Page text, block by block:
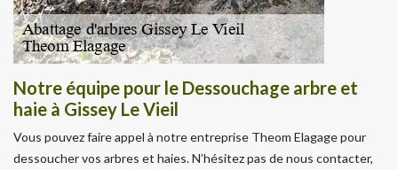
Notre équipe pour le Dessouchage arbre et
haie à Gissey Le Vieil
Vous pouvez faire appel à notre entreprise Theom Elagage pour
dessoucher vos arbres et haies. N’hésitez pas de nous contacter,